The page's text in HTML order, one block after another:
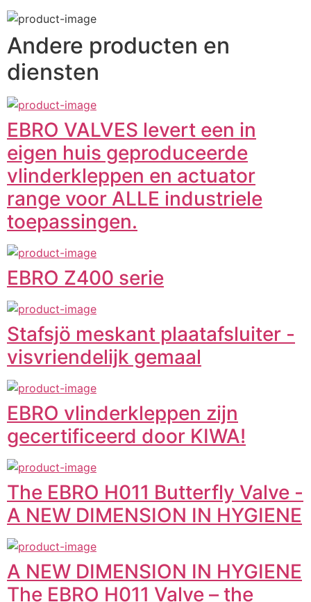
Andere producten en
diensten
EBRO VALVES levert een in
eigen huis geproduceerde
vlinderkleppen en actuator
range voor ALLE industriele
toepassingen.
EBRO Z400 serie
Stafsjö meskant plaatafsluiter -
visvriendelijk gemaal
EBRO vlinderkleppen zijn
gecertificeerd door KIWA!
The EBRO H011 Butterfly Valve -
A NEW DIMENSION IN HYGIENE
A NEW DIMENSION IN HYGIENE
The EBRO H011 Valve – the